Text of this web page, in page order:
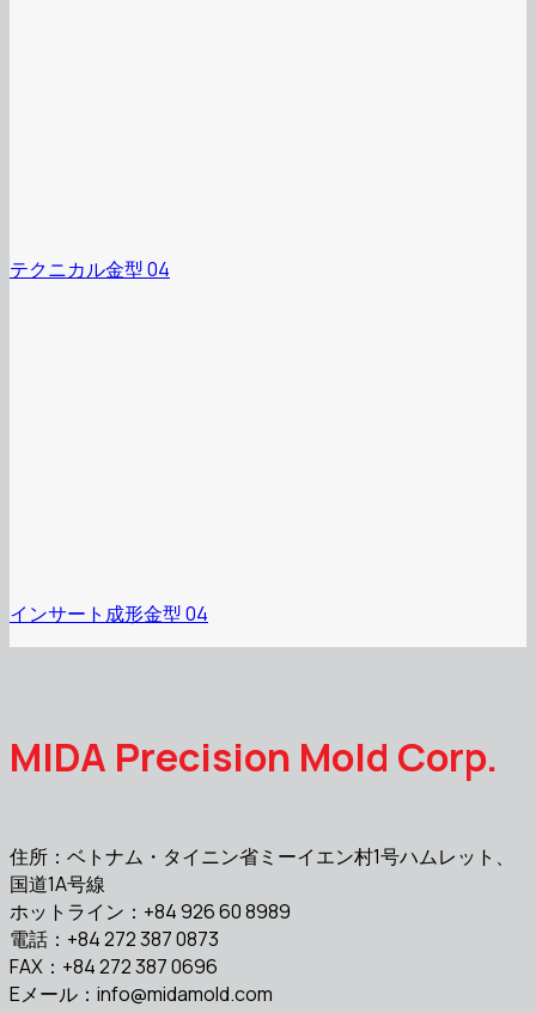
テクニカル金型 04
インサート成形金型 04
MIDA Precision Mold Corp.
住所：ベトナム・タイニン省ミーイエン村1号ハムレット、
国道1A号線
ホットライン：+84 926 60 8989
電話：+84 272 387 0873
FAX：+84 272 387 0696
Eメール： info@midamold.com